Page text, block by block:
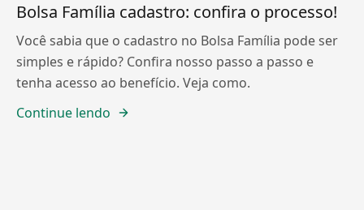
Bolsa Família cadastro: confira o processo!
Você sabia que o cadastro no Bolsa Família pode ser
simples e rápido? Confira nosso passo a passo e
tenha acesso ao benefício. Veja como.
Continue lendo